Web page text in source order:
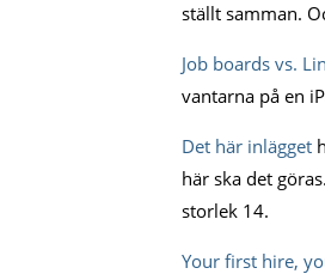
ställt samman.
Job boards vs.
vantarna på en
Det här inlägget
här ska det
storlek 14.
Your first hire,